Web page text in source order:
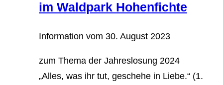
im Waldpark Hohenfichte
Information vom 30. August 2023
zum Thema der Jahreslosung 2024
„Alles, was ihr tut, geschehe in Liebe.“ (1.